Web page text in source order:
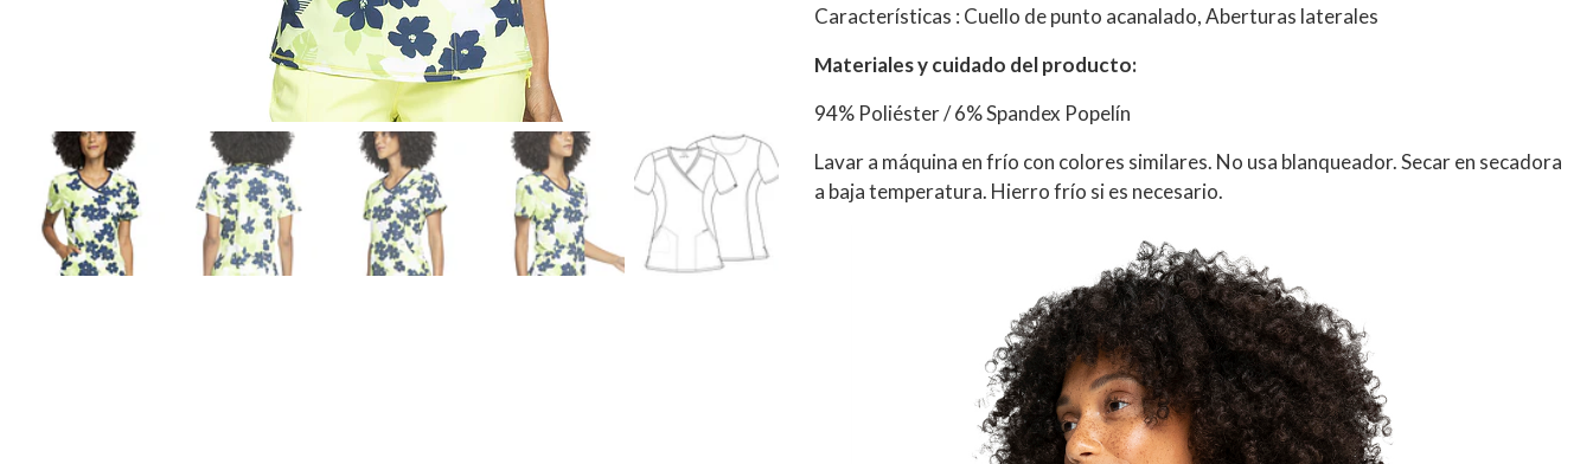
Características : Cuello de punto acanalado, Aberturas laterales
Materiales y cuidado del producto:
94% Poliéster / 6% Spandex Popelín
Lavar a máquina en frío con colores similares. No usa blanqueador. Secar en secadora
a baja temperatura. Hierro frío si es necesario.